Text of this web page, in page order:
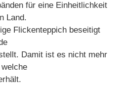
für eine Einheitlichkeit
Land.
Flickenteppich beseitigt
Damit ist es nicht mehr